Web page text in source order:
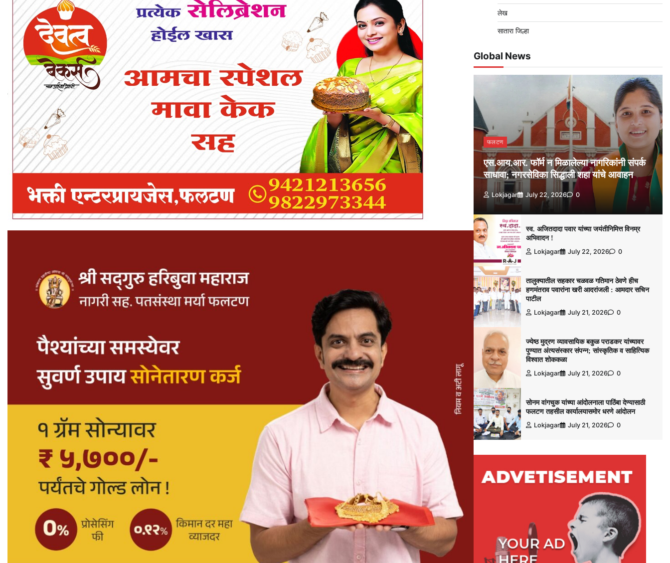
लेख
सातारा जिल्हा
Global News
फलटण
एस.आय.आर. फॉर्म न मिळालेल्या नागरिकांनी संपर्क
साधावा; नगरसेविका सिद्धाली शहा यांचे आवाहन
Lokjagar July 22, 2026 0
स्व. अजितदादा पवार यांच्या जयंतीनिमित्त विनम्र
अभिवादन !
Lokjagar July 22, 2026 0
तालुक्यातील सहकार चळवळ गतिमान ठेवणे हीच
हणमंतराव पवारांना खरी आदरांजली : आमदार सचिन
पाटील
Lokjagar July 21, 2026 0
ज्येष्ठ मुद्रण व्यावसायिक बकुळ पराडकर यांच्यावर
पुण्यात अंत्यसंस्कार संपन्न; सांस्कृतिक व साहित्यिक
विश्‍वात शोककळा
Lokjagar July 21, 2026 0
सोनम वांगचुक यांच्या आंदोलनाला पाठिंबा देण्यासाठी
फलटण तहसील कार्यालयासमोर धरणे आंदोलन
Lokjagar July 21, 2026 0